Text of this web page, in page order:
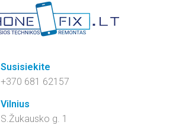
Susisiekite
+370 681 62157
Vilnius
S.Žukausko g. 1